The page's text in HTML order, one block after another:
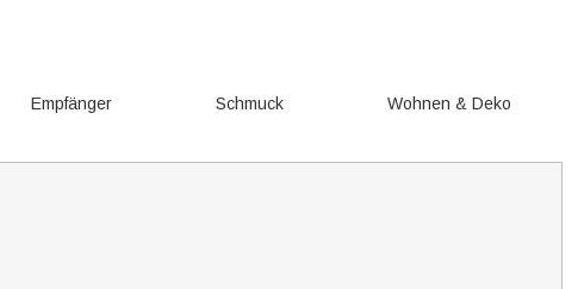
Empfänger Schmuck Wohnen & Deko